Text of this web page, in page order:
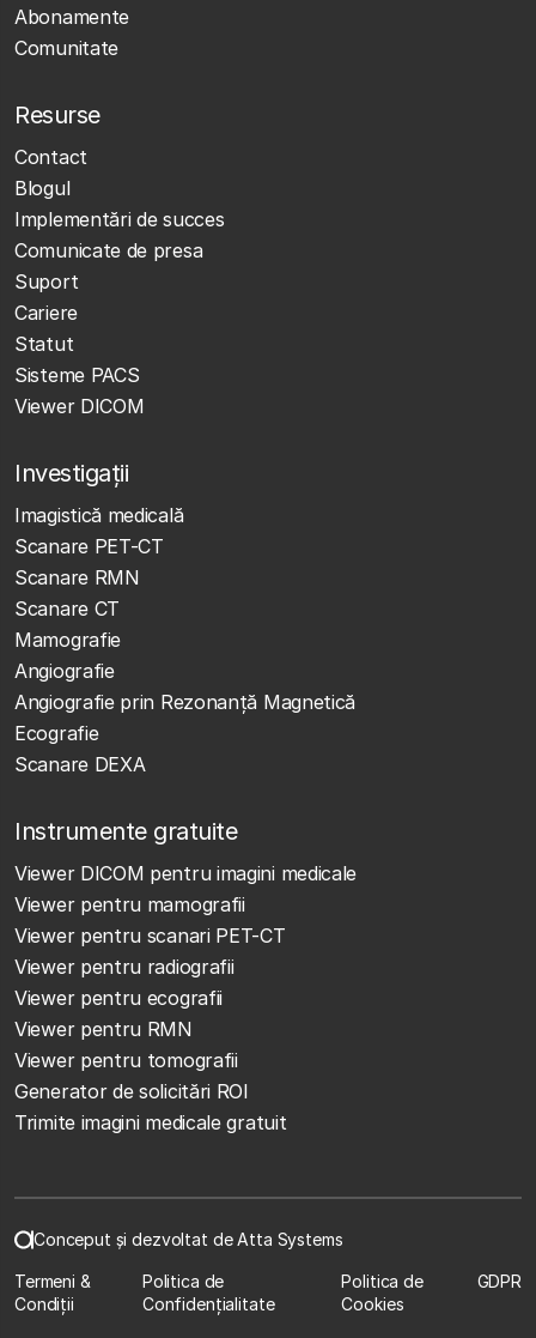
Abonamente
Comunitate
Resurse
Contact
Blogul
Implementări de succes
Comunicate de presa
Suport
Cariere
Statut
Sisteme PACS
Viewer DICOM
Investigații
Imagistică medicală
Scanare PET-CT
Scanare RMN
Scanare CT
Mamografie
Angiografie
Angiografie prin Rezonanță Magnetică
Ecografie
Scanare DEXA
Instrumente gratuite
Viewer DICOM pentru imagini medicale
Viewer pentru mamografii
Viewer pentru scanari PET-CT
Viewer pentru radiografii
Viewer pentru ecografii
Viewer pentru RMN
Viewer pentru tomografii
Generator de solicitări ROI
Trimite imagini medicale gratuit
Conceput și dezvoltat de Atta Systems
Termeni &
Condiții
Politica de
Confidențialitate
Politica de
Cookies
GDPR